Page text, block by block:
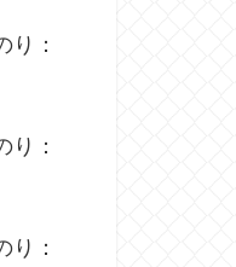
り：
り：
り：